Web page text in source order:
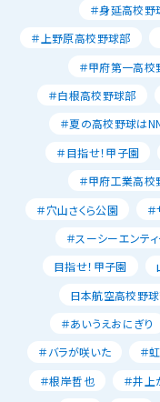
＃身延高校野
＃上野原高校野球部
＃甲府第一高校
＃白根高校野球部
＃夏の高校野球は
＃目指せ！甲子園
＃甲府工業高校
＃穴山さくら公園
＃スーシーエンテ
目指せ！甲子園
日本航空高校野
＃あいうえおにぎり
＃バラが咲いた
＃
＃根岸哲也
＃井上